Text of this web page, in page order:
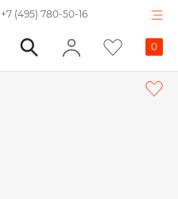
+7 (495) 780-50-16
0